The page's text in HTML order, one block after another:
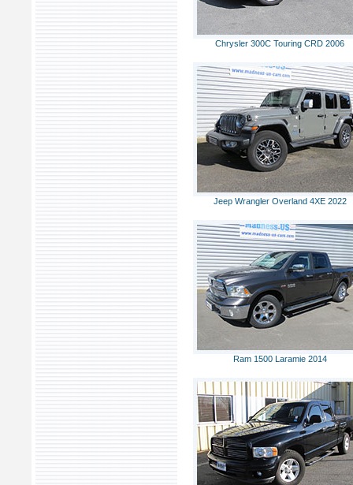
Chrysler 300C Touring CRD 2006
Jeep Wrangler Overland 4XE 2022
Ram 1500 Laramie 2014